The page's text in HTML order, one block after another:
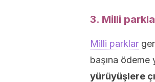
3. Milli
Milli parklar
başına ödeme
yürüyüşlere